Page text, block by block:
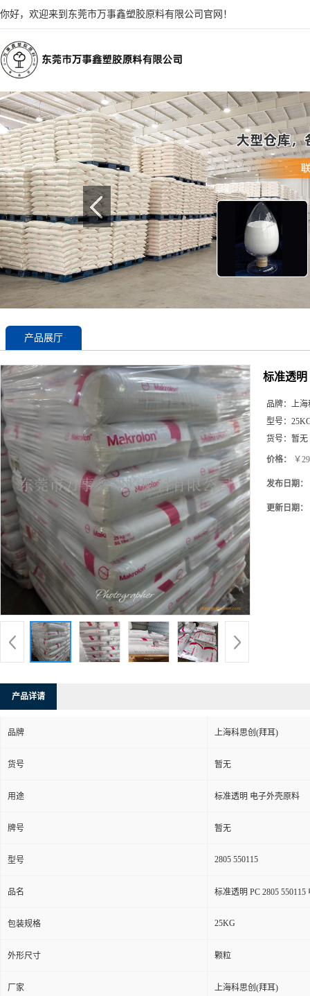
你好，欢迎来到东莞市万事鑫塑胶原料有限公司官网！
产品展厅
标准透明
品牌：
上
型号：
货号： 暂无
价格： ￥
发布日期：
更新日期：
产品详请
品牌 上海科思创(拜耳)
货号 暂无
用途 标准透明 电子外壳原料
牌号 暂无
型号 2805 550115
品名 标准透明 PC 2805
包装规格 25KG
外形尺寸 颗粒
厂家 上海科思创(拜耳)